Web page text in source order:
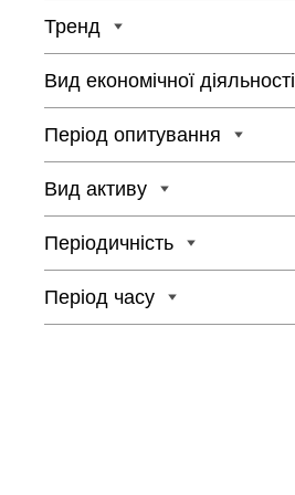
Тренд
Вид економічної діяльності
Період опитування
Вид активу
Періодичність
Період часу